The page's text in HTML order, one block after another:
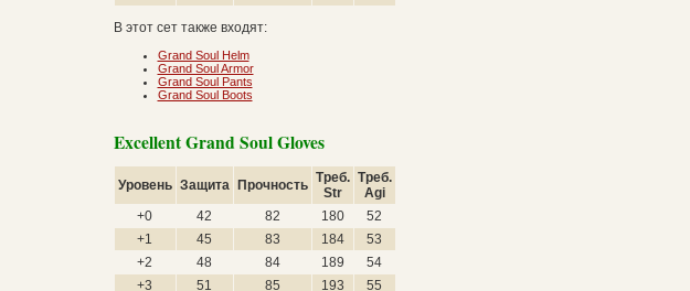
В этот сет также входят:
Grand Soul Helm
Grand Soul Armor
Grand Soul Pants
Grand Soul Boots
Excellent Grand Soul Gloves
Уровень Защита Прочность Треб.
Str
Треб.
Agi
+0
42 82 180
52
+1
45 83 184
53
+2
48 84 189
54
+3
51 85 193
55